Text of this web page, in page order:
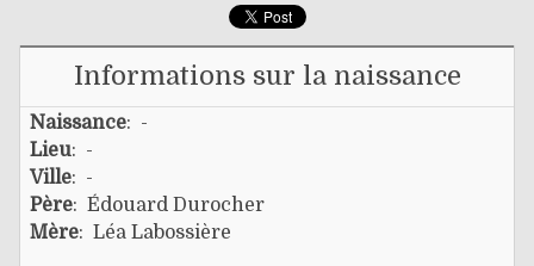
Informations sur la naissance
Naissance: -
Lieu: -
Ville: -
Père: Édouard Durocher
Mère: Léa Labossière